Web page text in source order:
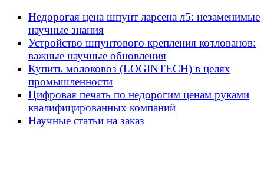
Недорогая цена шпунт ларсена л5: незаменимые
научные знания
Устройство шпунтового крепления котлованов:
важные научные обновления
Купить молоковоз (LOGINTECH) в целях
промышленности
Цифровая печать по недорогим ценам руками
квалифицированных компаний
Научные статьи на заказ